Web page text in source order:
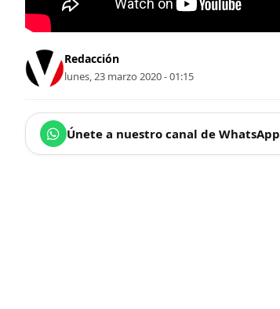
Redacción
lunes, 23 marzo 2020 - 01:15
Únete a nuestro canal de WhatsApp